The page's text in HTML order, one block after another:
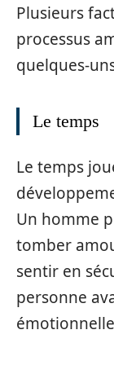
Plusieurs
processus
quelques-
Le temps
Le temps
Un homme
tomber
sentir en
personne